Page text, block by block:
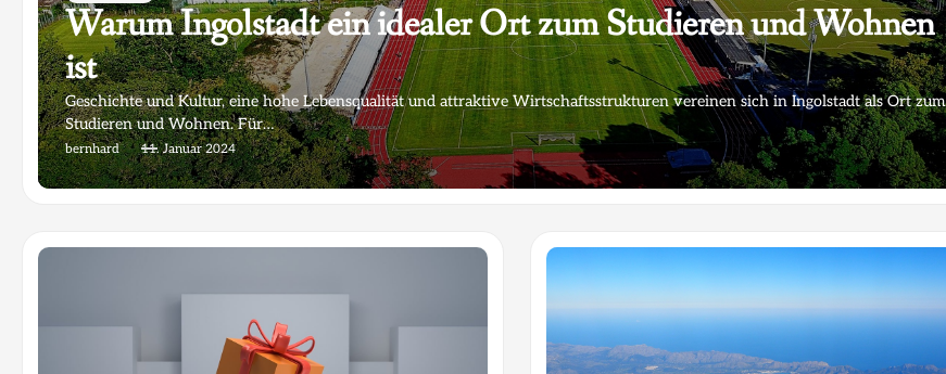
Warum Ingolstadt ein idealer Ort zum Studieren und Wohnen
ist
Geschichte und Kultur, eine hohe Lebensqualität und attraktive Wirtschaftsstrukturen vereinen sich in Ingolstadt als Ort zum
Studieren und Wohnen. Für…
bernhard 11. Januar 2024